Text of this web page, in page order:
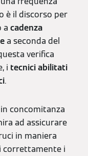
è il discorso per
a cadenza
a seconda del
verifica
i tecnici abilitati
.
concomitanza
ad assicurare
in maniera
correttamente i